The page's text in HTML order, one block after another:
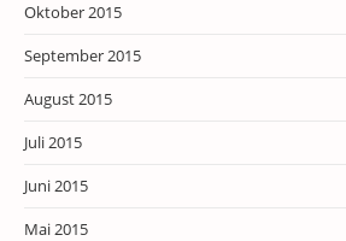
Oktober 2015
September 2015
August 2015
Juli 2015
Juni 2015
Mai 2015